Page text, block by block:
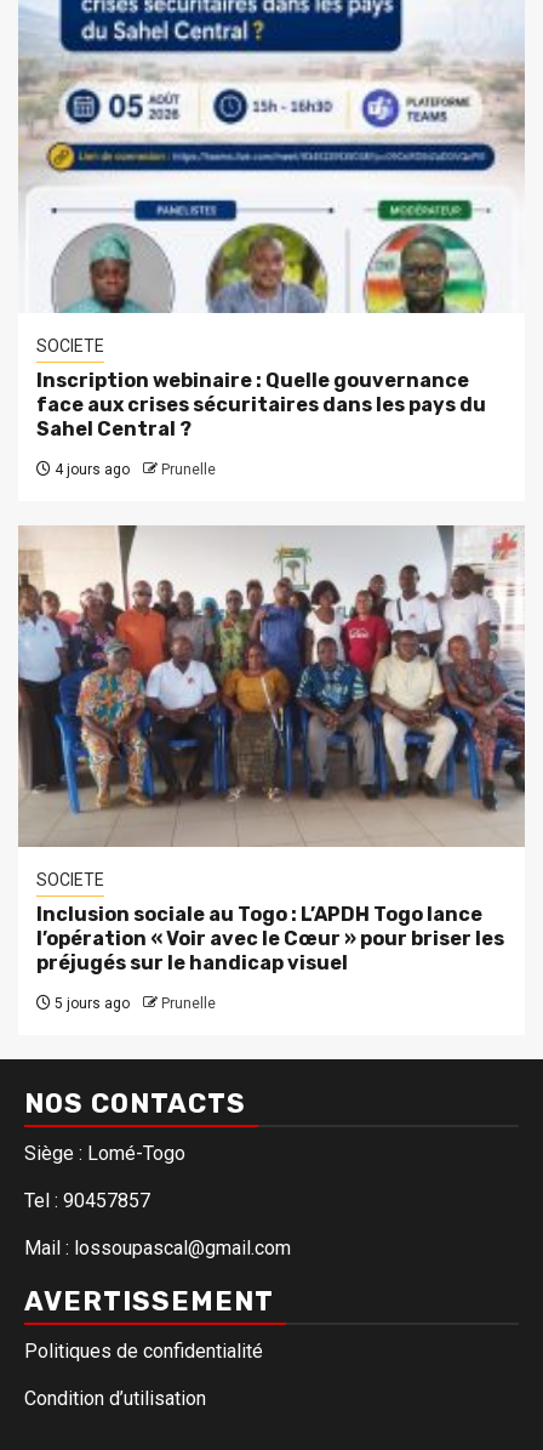
SOCIETE
Inscription webinaire : Quelle gouvernance
face aux crises sécuritaires dans les pays du
Sahel Central ?
4 jours ago Prunelle
SOCIETE
Inclusion sociale au Togo : L’APDH Togo lance
l’opération « Voir avec le Cœur » pour briser les
préjugés sur le handicap visuel
5 jours ago Prunelle
NOS CONTACTS
Siège : Lomé-Togo
Tel : 90457857
Mail : lossoupascal@gmail.com
AVERTISSEMENT
Politiques de confidentialité
Condition d’utilisation